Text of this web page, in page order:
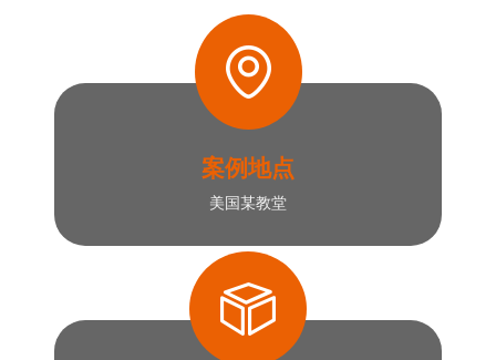
案例地点
美国某教堂